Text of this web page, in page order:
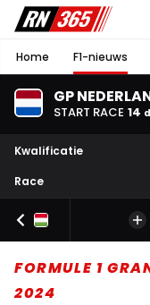
Home F1-nieuws
GP
START RACE 14 d
Kwalificatie
Race
FORMULE 1
2024